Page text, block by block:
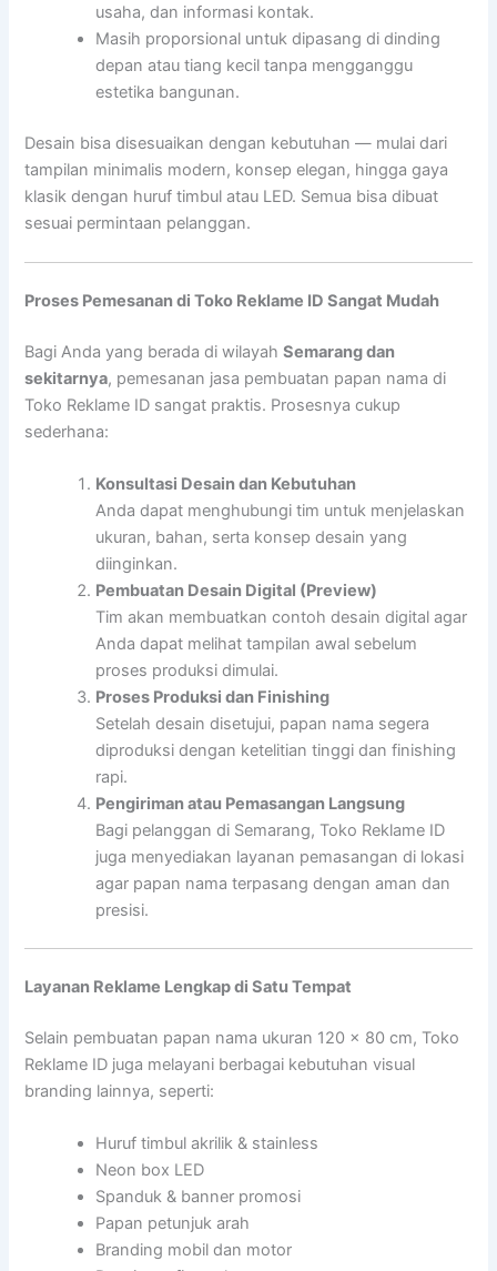
usaha, dan informasi kontak.
Masih proporsional untuk dipasang di dinding
depan atau tiang kecil tanpa mengganggu
estetika bangunan.
Desain bisa disesuaikan dengan kebutuhan — mulai dari
tampilan minimalis modern, konsep elegan, hingga gaya
klasik dengan huruf timbul atau LED. Semua bisa dibuat
sesuai permintaan pelanggan.
Proses Pemesanan di Toko Reklame ID Sangat Mudah
Bagi Anda yang berada di wilayahSemarang dan
sekitarnya, pemesanan jasa pembuatan papan nama di
Toko Reklame ID sangat praktis. Prosesnya cukup
sederhana:
Konsultasi Desain dan Kebutuhan
Anda dapat menghubungi tim untuk menjelaskan
ukuran, bahan, serta konsep desain yang
diinginkan.
Pembuatan Desain Digital (Preview)
Tim akan membuatkan contoh desain digital agar
Anda dapat melihat tampilan awal sebelum
proses produksi dimulai.
Proses Produksi dan Finishing
Setelah desain disetujui, papan nama segera
diproduksi dengan ketelitian tinggi dan finishing
rapi.
Pengiriman atau Pemasangan Langsung
Bagi pelanggan di Semarang, Toko Reklame ID
juga menyediakan layanan pemasangan di lokasi
agar papan nama terpasang dengan aman dan
presisi.
Layanan Reklame Lengkap di Satu Tempat
Selain pembuatan papan nama ukuran 120 x 80 cm, Toko
Reklame ID juga melayani berbagai kebutuhan visual
branding lainnya, seperti:
Huruf timbul akrilik & stainless
Neon box LED
Spanduk & banner promosi
Papan petunjuk arah
Branding mobil dan motor